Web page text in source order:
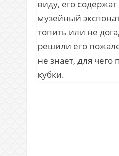
виду, его
музейный
топить или не
решили его
не знает, для чего
кубки.